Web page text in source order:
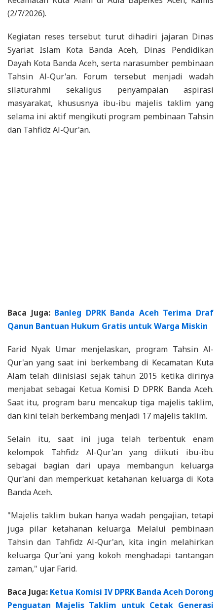
(2/7/2026).
Kegiatan reses tersebut turut dihadiri jajaran Dinas
Syariat Islam Kota Banda Aceh, Dinas Pendidikan
Dayah Kota Banda Aceh, serta narasumber pembinaan
Tahsin Al-Qur'an. Forum tersebut menjadi wadah
silaturahmi sekaligus penyampaian aspirasi
masyarakat, khususnya ibu-ibu majelis taklim yang
selama ini aktif mengikuti program pembinaan Tahsin
dan Tahfidz Al-Qur'an.
Baca Juga: Banleg DPRK Banda Aceh Terima Draf
Qanun Bantuan Hukum Gratis untuk Warga Miskin
Farid Nyak Umar menjelaskan, program Tahsin Al-
Qur'an yang saat ini berkembang di Kecamatan Kuta
Alam telah diinisiasi sejak tahun 2015 ketika dirinya
menjabat sebagai Ketua Komisi D DPRK Banda Aceh.
Saat itu, program baru mencakup tiga majelis taklim,
dan kini telah berkembang menjadi 17 majelis taklim.
Selain itu, saat ini juga telah terbentuk enam
kelompok Tahfidz Al-Qur'an yang diikuti ibu-ibu
sebagai bagian dari upaya membangun keluarga
Qur'ani dan memperkuat ketahanan keluarga di Kota
Banda Aceh.
"Majelis taklim bukan hanya wadah pengajian, tetapi
juga pilar ketahanan keluarga. Melalui pembinaan
Tahsin dan Tahfidz Al-Qur'an, kita ingin melahirkan
keluarga Qur'ani yang kokoh menghadapi tantangan
zaman," ujar Farid.
Baca Juga: Ketua Komisi IV DPRK Banda Aceh Dorong
Penguatan Majelis Taklim untuk Cetak Generasi